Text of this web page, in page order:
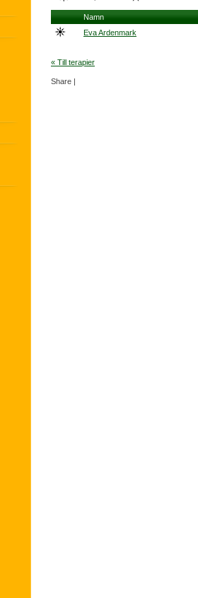
Namn
Eva Ardenmark
« Till terapier
Share |